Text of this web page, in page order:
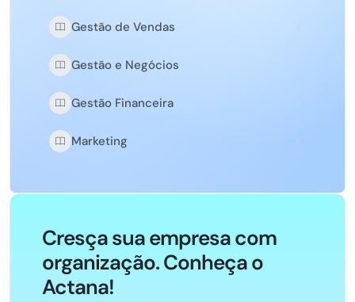
Gestão de Vendas
Gestão e Negócios
Gestão Financeira
Marketing
Cresça sua empresa com
organização. Conheça o
Actana!